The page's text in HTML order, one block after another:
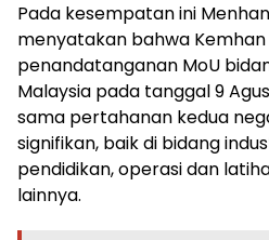
Pada kesempatan ini
menyatakan bahwa
penandatanganan MoU
Malaysia pada tanggal 9
sama pertahanan kedua
signifikan, baik di bidang
pendidikan, operasi dan
lainnya.